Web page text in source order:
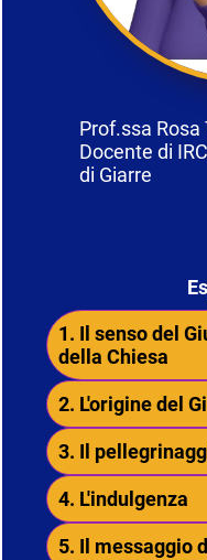
Prof.ssa Rosa
Docente di
di Giarre
1. Il senso del
della Chiesa
2. L'origine del
3. Il
4. L'indulgenza
5. Il messaggio